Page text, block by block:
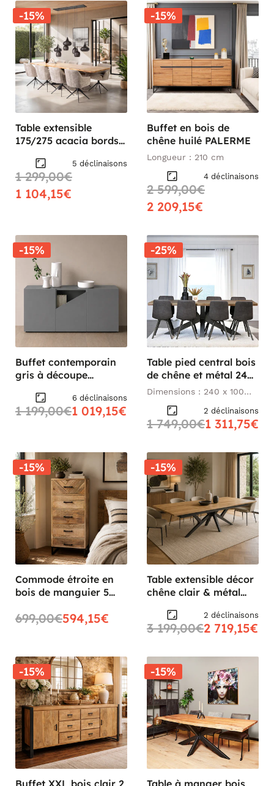
-15%
Table extensible
175/275 acacia bords
MELBOURNE5 déclinaisons
1 299,00€
1 104,15€
-15%
Buffet en bois de
chêne huilé PALERME
Longueur : 210 cm
4 déclinaisons
2 599,00€
2 209,15€
-15%
Buffet contemporain
gris à découpe
6 déclinaisons
1 199,00€1 019,15€
-25%
Table pied central bois
de chêne et métal 240
cm HUDSON
Dimensions : 240 x 100
2 déclinaisons
1 749,00€1 311,75€
-15%
Commode étroite en
bois de manguier 5
699,00€594,15€
-15%
Table extensible décor
chêne clair & métal
DALLAS
2 déclinaisons
3 199,00€2 719,15€
-15%
Buffet XXL bois clair 2
-15%
Table à manger bois